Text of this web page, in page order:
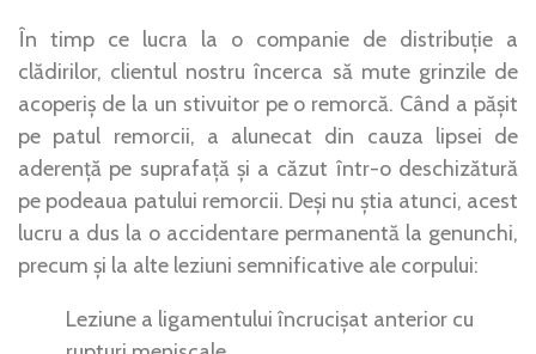
În timp ce lucra la o companie de distribuție a
clădirilor, clientul nostru încerca să mute grinzile de
acoperiș de la un stivuitor pe o remorcă. Când a pășit
pe patul remorcii, a alunecat din cauza lipsei de
aderență pe suprafață și a căzut într-o deschizătură
pe podeaua patului remorcii. Deși nu știa atunci, acest
lucru a dus la o accidentare permanentă la genunchi,
precum și la alte leziuni semnificative ale corpului:
Leziune a ligamentului încrucișat anterior cu